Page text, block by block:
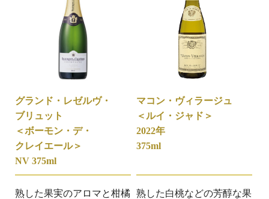
グランド・レゼルヴ・
ブリュット
＜ボーモン・デ・
クレイエール＞
NV 375ml
熟した果実のアロマと柑橘
マコン・ヴィラージュ
＜ルイ・ジャド＞
2022年
375ml
熟した白桃などの芳醇な果